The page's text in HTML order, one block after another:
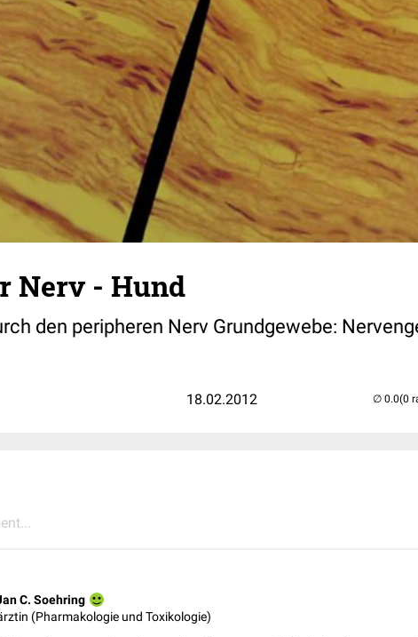
Nerv - Hund
den peripheren Nerv Grundgewebe:
18.02.2012 (0
C. Soehring
(Pharmakologie und Toxikologie)